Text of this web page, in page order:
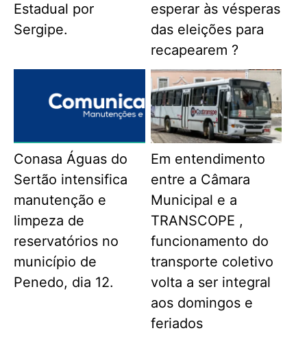
Estadual por
Sergipe.
esperar às vésperas
das eleições para
recapearem ?
Conasa Águas do
Sertão intensifica
manutenção e
limpeza de
reservatórios no
município de
Penedo, dia 12.
Em entendimento
entre a Câmara
Municipal e a
TRANSCOPE ,
funcionamento do
transporte coletivo
volta a ser integral
aos domingos e
feriados